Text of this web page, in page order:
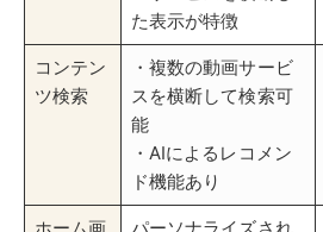
アプリに対応
視聴体験
・コンテンツを見つ
けやすい
・見たい作品にすぐ
アクセスできる
OSのベ
Android TV